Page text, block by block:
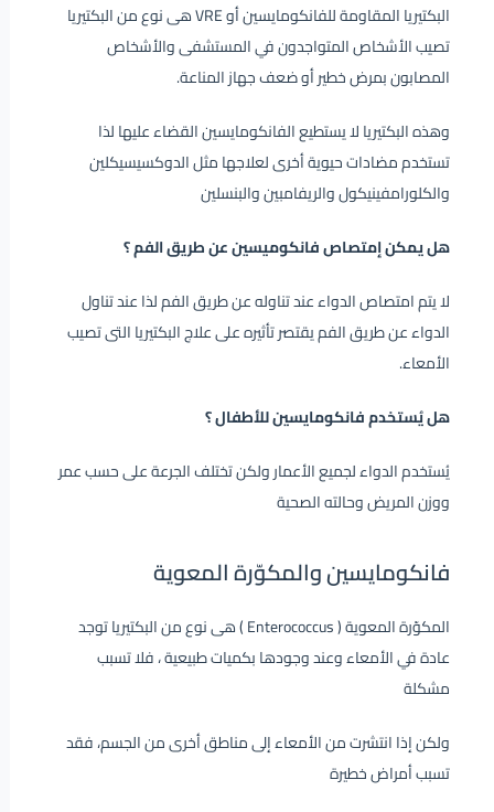
البكتيريا المقاومة للفانكومايسين أو VRE هى نوع من البكتيريا
تصيب الأشخاص المتواجدون في المستشفى والأشخاص
المصابون بمرض خطير أو ضعف جهاز المناعة.
وهذه البكتيريا لا يستطيع الفانكومايسين القضاء عليها لذا
تستخدم مضادات حيوية أخرى لعلاجها مثل الدوكسيسيكلين
والكلورامفينيكول والريفامبين والبنسلين
هل يمكن إمتصاص فانكوميسين عن طريق الفم ؟
لا يتم امتصاص الدواء عند تناوله عن طريق الفم لذا عند تناول
الدواء عن طريق الفم يقتصر تأثيره على علاج البكتيريا التى تصيب
الأمعاء.
هل يُستخدم فانكومايسين للأطفال ؟
يُستخدم الدواء لجميع الأعمار ولكن تختلف الجرعة على حسب عمر
ووزن المريض وحالته الصحية
فانكومايسين واﻟﻤﻜﻮّرة اﻟﻤﻌﻮﻳﺔ
اﻟﻤﻜﻮّرة اﻟﻤﻌﻮﻳﺔ ( Enterococcus ) هى نوع من البكتيريا توجد
عادة في الأمعاء وعند وجودها بكميات طبيعية ، فلا تسبب
مشكلة
ولكن إذا انتشرت من الأمعاء إلى مناطق أخرى من الجسم، فقد
تسبب أمراض خطيرة